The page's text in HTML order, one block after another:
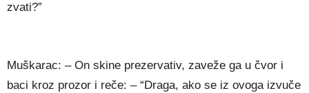
zvati?”
Muškarac: – On skine prezervativ, zaveže ga u čvor i
baci kroz prozor i reče: – “Draga, ako se iz ovoga izvuče